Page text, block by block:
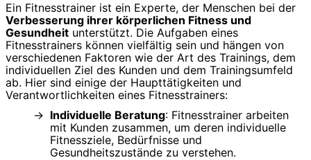
Ein Fitnesstrainer ist ein Experte, der Menschen bei der
Verbesserung ihrer körperlichen Fitness und
Gesundheit unterstützt. Die Aufgaben eines
Fitnesstrainers können vielfältig sein und hängen von
verschiedenen Faktoren wie der Art des Trainings, dem
individuellen Ziel des Kunden und dem Trainingsumfeld
ab. Hier sind einige der Haupttätigkeiten und
Verantwortlichkeiten eines Fitnesstrainers:
Individuelle Beratung: Fitnesstrainer arbeiten
mit Kunden zusammen, um deren individuelle
Fitnessziele, Bedürfnisse und
Gesundheitszustände zu verstehen.